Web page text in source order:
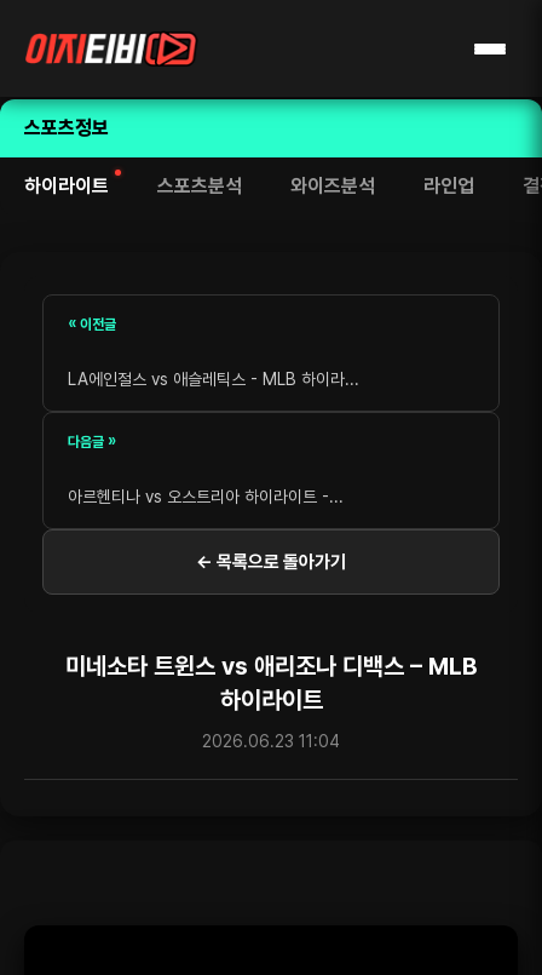
스포츠정보
하이라이트 스포츠분석 와이즈분석 라인업
« 이전글
LA에인절스 vs 애슬레틱스 - MLB 하이라...
다음글 »
아르헨티나 vs 오스트리아 하이라이트 -...
← 목록으로 돌아가기
미네소타 트윈스 vs 애리조나 디백스 – MLB
하이라이트
2026.06.23 11:04